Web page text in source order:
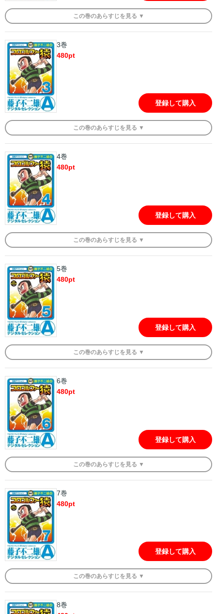
この巻のあらすじを 見る ▼
3巻
480pt
登録して購入
この巻のあらすじを 見る ▼
4巻
480pt
登録して購入
この巻のあらすじを 見る ▼
5巻
480pt
登録して購入
この巻のあらすじを 見る ▼
6巻
480pt
登録して購入
この巻のあらすじを 見る ▼
7巻
480pt
登録して購入
この巻のあらすじを 見る ▼
8巻